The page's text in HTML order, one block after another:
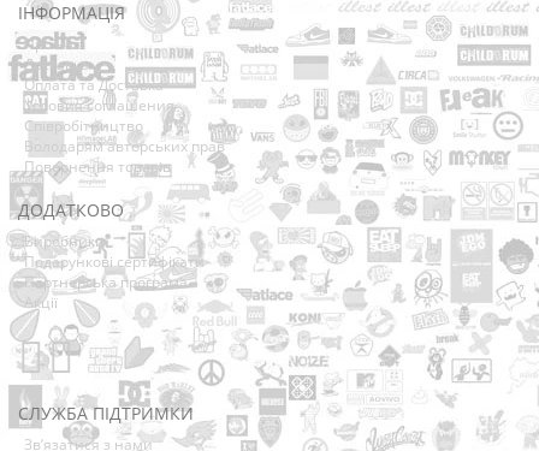
ІНФОРМАЦІЯ
Про нас
Доставка
Оплата та Доставка
Условия соглашения
Співробітництво
Володарям авторських прав
Повернення товарів
ДОДАТКОВО
Виробники
Подарункові сертифікати
Партнерська програма
Акції
СЛУЖБА ПІДТРИМКИ
Зв’язатися з нами